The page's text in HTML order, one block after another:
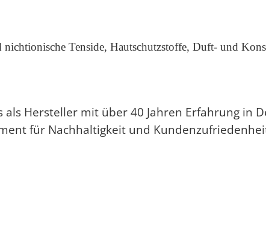
nichtionische Tenside, Hautschutzstoffe, Duft- und
als Hersteller mit über 40 Jahren Erfahrung in
für Nachhaltigkeit und